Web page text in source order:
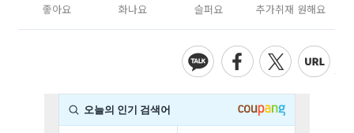
좋아요 화나요 슬퍼요 추가취재 원해요